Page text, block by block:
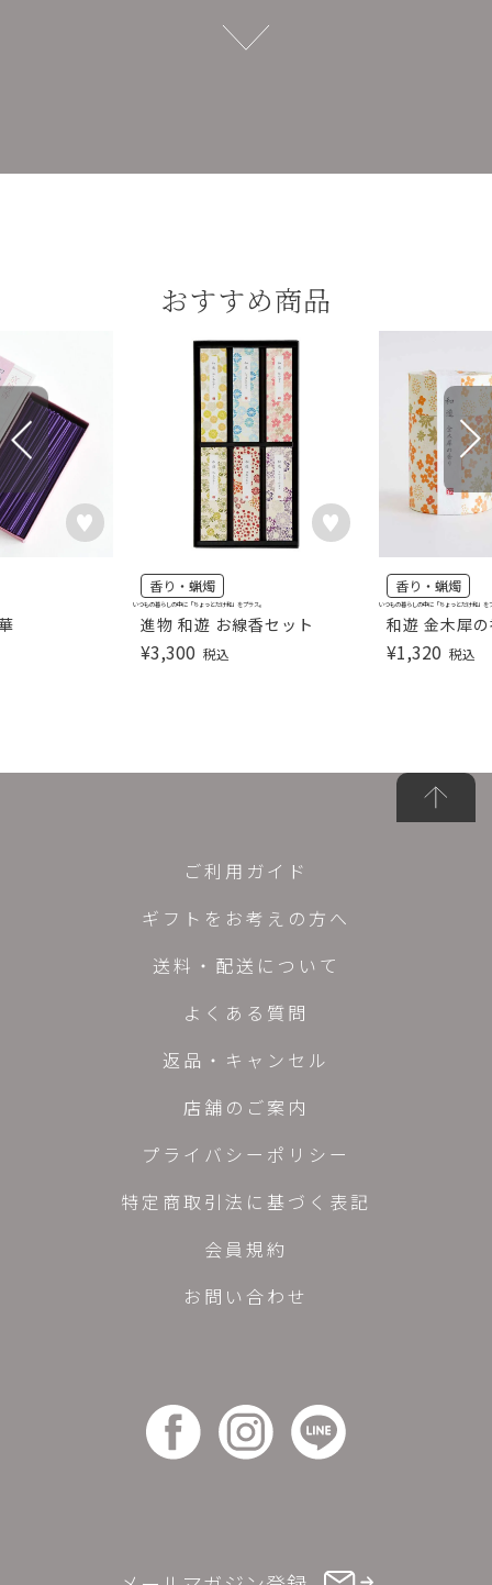
おすすめ商品
進物 和遊 お線香セット
香り・蝋燭
¥3,300 税込
いつもの暮らしの中に「ちょっとだけ和」をプラス。
和遊 金木犀
香り・蝋燭
¥1,320 税込
いつもの暮らしの中に「ちょっとだけ和」を
ご利用ガイド
ギフトをお考えの方へ
送料・配送について
よくある質問
返品・キャンセル
店舗のご案内
プライバシーポリシー
特定商取引法に基づく表記
会員規約
お問い合わせ